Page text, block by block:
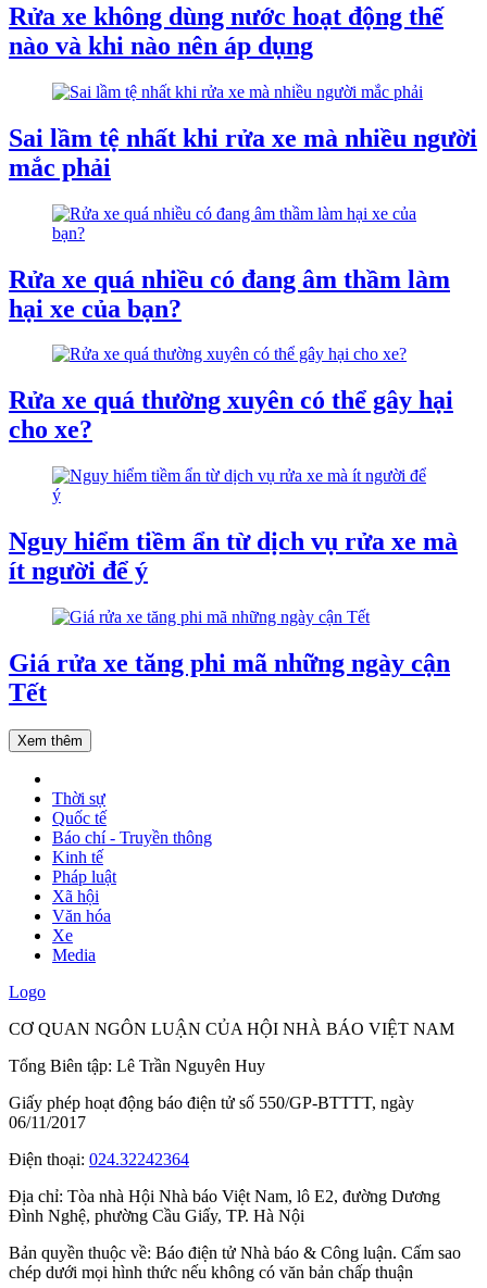
Rửa xe không dùng nước hoạt động thế
nào và khi nào nên áp dụng
Sai lầm tệ nhất khi rửa xe mà nhiều người
mắc phải
Rửa xe quá nhiều có đang âm thầm làm
hại xe của bạn?
Rửa xe quá thường xuyên có thể gây hại
cho xe?
Nguy hiểm tiềm ẩn từ dịch vụ rửa xe mà
ít người để ý
Giá rửa xe tăng phi mã những ngày cận
Tết
Xem thêm
Thời sự
Quốc tế
Báo chí - Truyền thông
Kinh tế
Pháp luật
Xã hội
Văn hóa
Xe
Media
Logo
CƠ QUAN NGÔN LUẬN CỦA HỘI NHÀ BÁO VIỆT NAM
Tổng Biên tập: Lê Trần Nguyên Huy
Giấy phép hoạt động báo điện tử số 550/GP-BTTTT, ngày
06/11/2017
Điện thoại: 024.32242364
Địa chỉ: Tòa nhà Hội Nhà báo Việt Nam, lô E2, đường Dương
Đình Nghệ, phường Cầu Giấy, TP. Hà Nội
Bản quyền thuộc về: Báo điện tử Nhà báo & Công luận. Cấm sao
chép dưới mọi hình thức nếu không có văn bản chấp thuận